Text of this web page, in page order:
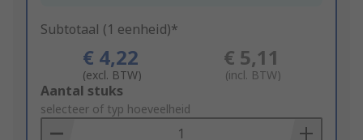
Subtotaal (1 eenheid)*
€ 4,22
(excl. BTW)
€ 5,11
(incl. BTW)
Add
to
Basket
Aantal stuks
selecteer of typ hoeveelheid